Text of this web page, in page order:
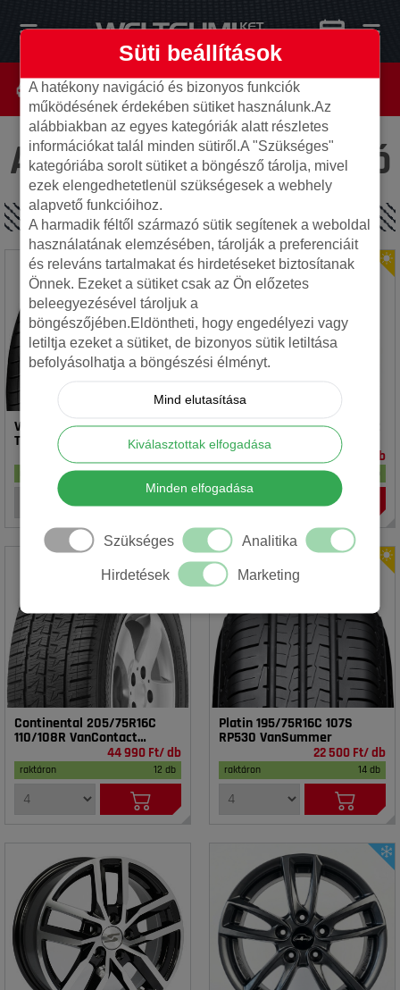
Az oldal nem található
SPECIÁLIS AJÁNLATOK
Vredestein 195/65R15 91T T-
TRAC 2 DOT23
17 db
Rotalla 195/65R15 91V RH02
14 990 Ft/ db
raktáron
Continental 205/75R16C
110/108R VanContact
44 990 Ft/ db
raktáron 12 db
Platin 195/75R16C 107S
RP530 VanSummer
22 500 Ft/ db
raktáron 14 db
Süti beállítások
A hatékony navigáció és bizonyos funkciók
működésének érdekében sütiket használunk.Az
alábbiakban az egyes kategóriák alatt részletes
információkat talál minden sütiről.A "Szükséges"
kategóriába sorolt sütiket a böngésző tárolja, mivel
ezek elengedhetetlenül szükségesek a webhely
alapvető funkcióihoz.
A harmadik féltől származó sütik segítenek a weboldal
használatának elemzésében, tárolják a preferenciáit
és releváns tartalmakat és hirdetéseket biztosítanak
Önnek. Ezeket a sütiket csak az Ön előzetes
beleegyezésével tároljuk a
böngészőjében.Eldöntheti, hogy engedélyezi vagy
letiltja ezeket a sütiket, de bizonyos sütik letiltása
befolyásolhatja a böngészési élményt.
Mind elutasítása
Kiválasztottak elfogadása
Minden elfogadása
Szükséges Analitika
Hirdetések Marketing